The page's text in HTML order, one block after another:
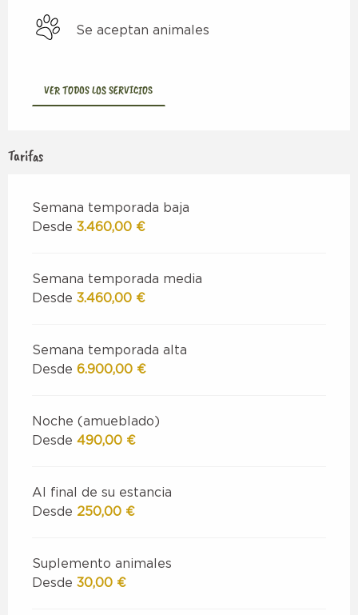
Se aceptan animales
VER TODOS LOS SERVICIOS
Tarifas
Semana temporada baja
Desde 3.460,00 €
Semana temporada media
Desde 3.460,00 €
Semana temporada alta
Desde 6.900,00 €
Noche (amueblado)
Desde 490,00 €
Al final de su estancia
Desde 250,00 €
Suplemento animales
Desde 30,00 €